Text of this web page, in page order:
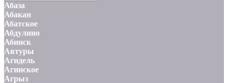
Абаза
Абакан
Абатское
Абдулино
Абинск
Автуры
Агидель
Агинское
Агрыз